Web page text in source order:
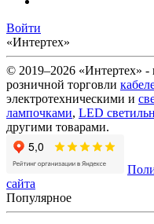
Войти
«Интертех»
© 2019–2026 «Интертех» -
розничной торговли
электротехническими и
лампочками, LED
другими товарами.
сайта
Популярное